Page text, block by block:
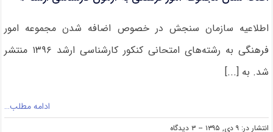
اطلاعیه سازمان سنجش در خصوص اضافه شدن مجموعه امور
فرهنگی به رشته‌های امتحانی کنکور کارشناسی ارشد ۱۳۹۶ منتشر
شد. به [...]
ادامه مطلب…
انتشار در: ۹ دی, ۱۳۹۵ -- ۳ دیدگاه
on